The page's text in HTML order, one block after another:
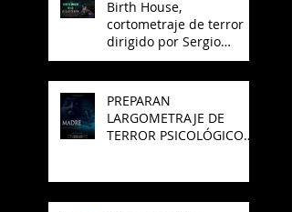
Birth House,
cortometraje de terror
dirigido por Sergio
Arroyo, es seleccionado
Film Project México
PREPARAN
LARGOMETRAJE DE
TERROR PSICOLÓGICO